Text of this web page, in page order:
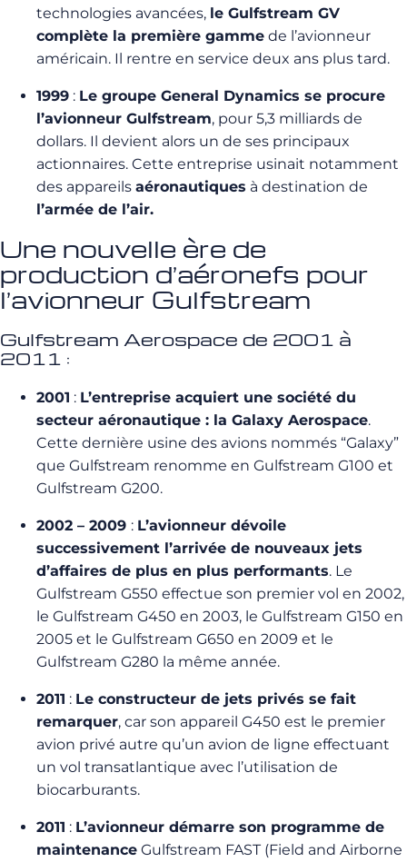
technologies avancées, le Gulfstream GV
complète la première gamme de l’avionneur
américain. Il rentre en service deux ans plus tard.
1999 : Le groupe General Dynamics se procure
l’avionneur Gulfstream, pour 5,3 milliards de
dollars. Il devient alors un de ses principaux
actionnaires. Cette entreprise usinait notamment
des appareils aéronautiques à destination de
l’armée de l’air.
Une nouvelle ère de
production d’aéronefs pour
l’avionneur Gulfstream
Gulfstream Aerospace de 2001 à
2011 :
2001 : L’entreprise acquiert une société du
secteur aéronautique : la Galaxy Aerospace.
Cette dernière usine des avions nommés “Galaxy”
que Gulfstream renomme en Gulfstream G100 et
Gulfstream G200.
2002 – 2009 : L’avionneur dévoile
successivement l’arrivée de nouveaux jets
d’affaires de plus en plus performants. Le
Gulfstream G550 effectue son premier vol en 2002,
le Gulfstream G450 en 2003, le Gulfstream G150 en
2005 et le Gulfstream G650 en 2009 et le
Gulfstream G280 la même année.
2011 : Le constructeur de jets privés se fait
remarquer, car son appareil G450 est le premier
avion privé autre qu’un avion de ligne effectuant
un vol transatlantique avec l’utilisation de
biocarburants.
2011 : L’avionneur démarre son programme de
maintenance Gulfstream FAST (Field and Airborne